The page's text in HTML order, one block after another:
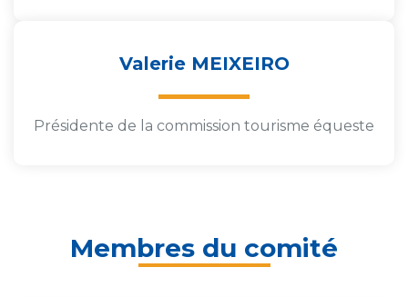
Valerie MEIXEIRO
Présidente de la commission tourisme équeste
Membres du comité